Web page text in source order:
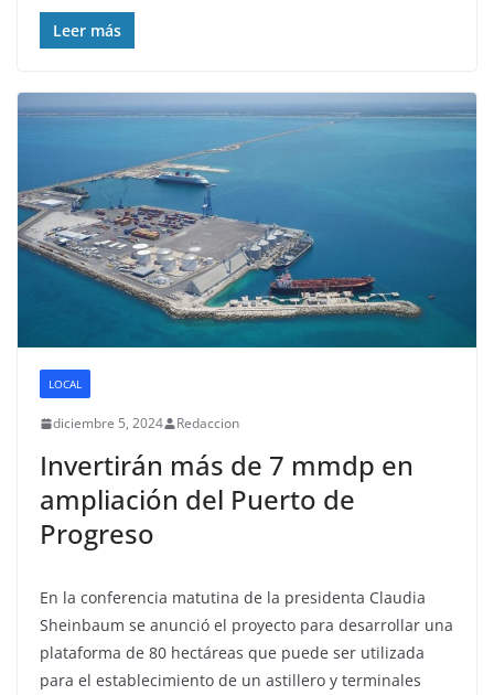
Leer más
LOCAL
diciembre 5, 2024 Redaccion
Invertirán más de 7 mmdp en
ampliación del Puerto de
Progreso
En la conferencia matutina de la presidenta Claudia
Sheinbaum se anunció el proyecto para desarrollar una
plataforma de 80 hectáreas que puede ser utilizada
para el establecimiento de un astillero y terminales